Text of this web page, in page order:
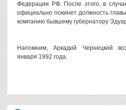
Федерации РФ. После этого, в
официально покинет должность
компанию бывшему губернатору
Напомним, Аркадий Чернецкий
января 1992 года.